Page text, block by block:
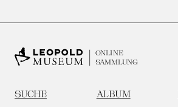
ONLINE
SAMMLUNG
SUCHE ALBUM